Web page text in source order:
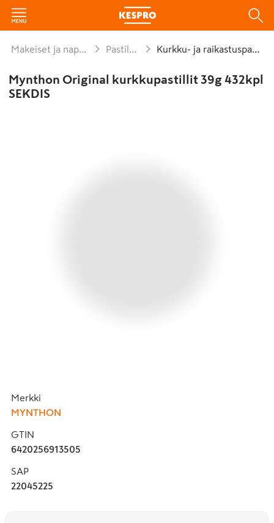
Makeiset ja naposteltavat Pastillirasiat Kurkku- ja raikastuspastillit
Mynthon Original kurkkupastillit 39g 432kpl
SEKDIS
Merkki
MYNTHON
GTIN
6420256913505
SAP
22045225